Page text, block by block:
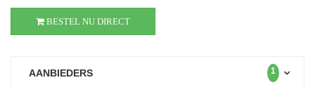
BESTEL NU DIRECT
AANBIEDERS 1